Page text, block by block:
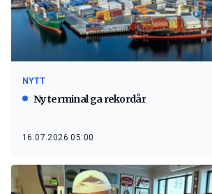
NYTT
Ny terminal ga rekordår
16.07.2026 05:00